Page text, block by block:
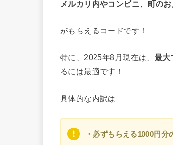
メルカリ内やコンビニ、町の
がもらえるコードです！
特に、2025年8月現在は、 最大
るには最適です！
具体的な内訳は
・必ずもらえる1000円分